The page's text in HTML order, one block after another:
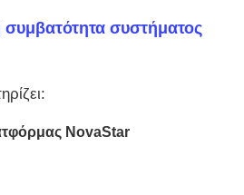
συστήματος
NovaStar